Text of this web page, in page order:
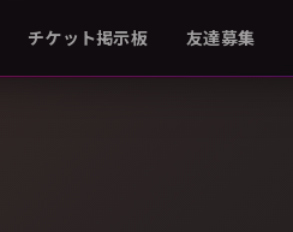
チケット掲示板 友達募集